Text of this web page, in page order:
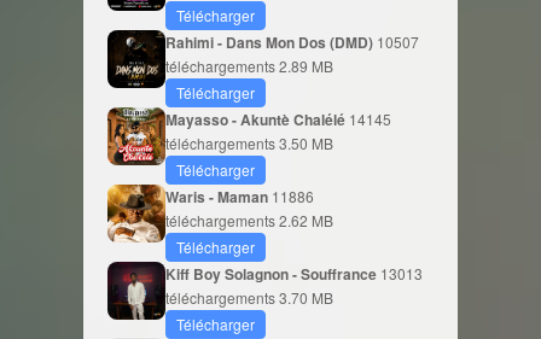
Télécharger
Rahimi - Dans Mon Dos (DMD) 10507
téléchargements2.89 MB
Télécharger
Mayasso - Akuntè Chalélé 14145
téléchargements3.50 MB
Télécharger
Waris - Maman 11886
téléchargements2.62 MB
Télécharger
Kiff Boy Solagnon - Souffrance 13013
téléchargements3.70 MB
Télécharger